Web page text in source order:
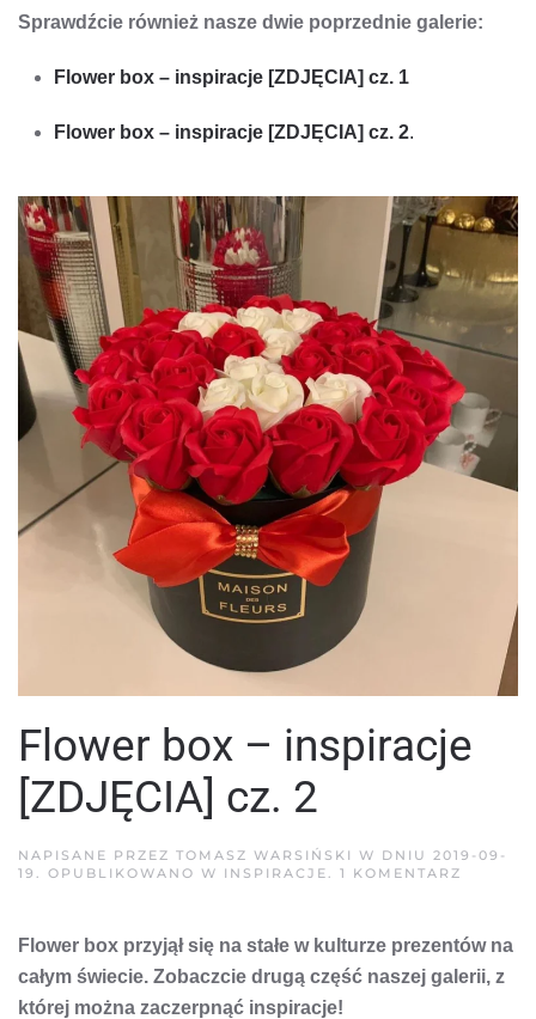
Sprawdźcie również nasze dwie poprzednie galerie:
Flower box – inspiracje [ZDJĘCIA] cz. 1
Flower box – inspiracje [ZDJĘCIA] cz. 2.
Flower box – inspiracje
[ZDJĘCIA] cz. 2
NAPISANE PRZEZ TOMASZ WARSIŃSKI W DNIU 2019-09-
19
. OPUBLIKOWANO W INSPIRACJE 1 KOMENTARZ
CZ.
Flower box przyjął się na stałe w kulturze prezentów na
całym świecie. Zobaczcie drugą część naszej galerii, z
której można zaczerpnąć inspiracje!